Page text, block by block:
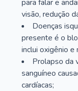
para falar e
visão, redução
Doenças
presente é o
inclui oxigênio
Prolapso da
sanguíneo
cardíacas;